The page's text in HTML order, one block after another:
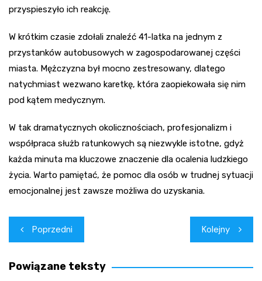
przyspieszyło ich reakcję.
W krótkim czasie zdołali znaleźć 41-latka na jednym z
przystanków autobusowych w zagospodarowanej części
miasta. Mężczyzna był mocno zestresowany, dlatego
natychmiast wezwano karetkę, która zaopiekowała się nim
pod kątem medycznym.
W tak dramatycznych okolicznościach, profesjonalizm i
współpraca służb ratunkowych są niezwykle istotne, gdyż
każda minuta ma kluczowe znaczenie dla ocalenia ludzkiego
życia. Warto pamiętać, że pomoc dla osób w trudnej sytuacji
emocjonalnej jest zawsze możliwa do uzyskania.
Nawigacja
wpisu
Poprzedni Kolejny
Powiązane teksty